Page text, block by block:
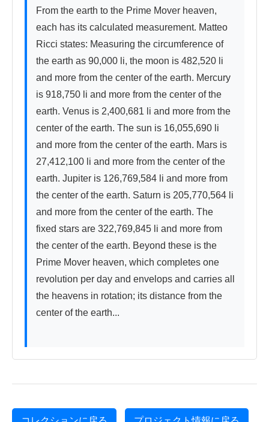
From the earth to the Prime Mover heaven,
each has its calculated measurement. Matteo
Ricci states: Measuring the circumference of
the earth as 90,000 li, the moon is 482,520 li
and more from the center of the earth. Mercury
is 918,750 li and more from the center of the
earth. Venus is 2,400,681 li and more from the
center of the earth. The sun is 16,055,690 li
and more from the center of the earth. Mars is
27,412,100 li and more from the center of the
earth. Jupiter is 126,769,584 li and more from
the center of the earth. Saturn is 205,770,564 li
and more from the center of the earth. The
fixed stars are 322,769,845 li and more from
the center of the earth. Beyond these is the
Prime Mover heaven, which completes one
revolution per day and envelops and carries all
the heavens in rotation; its distance from the
center of the earth...